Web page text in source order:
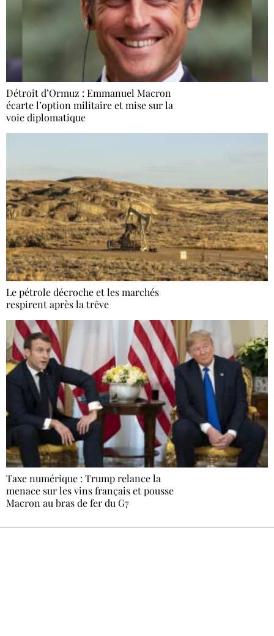
Détroit d’Ormuz : Emmanuel Macron
écarte l’option militaire et mise sur la
voie diplomatique
Le pétrole décroche et les marchés
respirent après la trêve
Taxe numérique : Trump relance la
menace sur les vins français et pousse
Macron au bras de fer du G7